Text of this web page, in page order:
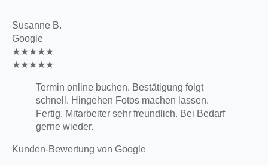
Susanne B.
Google
★★★★★
★★★★★
Termin online buchen. Bestätigung folgt
schnell. Hingehen Fotos machen lassen.
Fertig. Mitarbeiter sehr freundlich. Bei Bedarf
gerne wieder.
Kunden-Bewertung von Google